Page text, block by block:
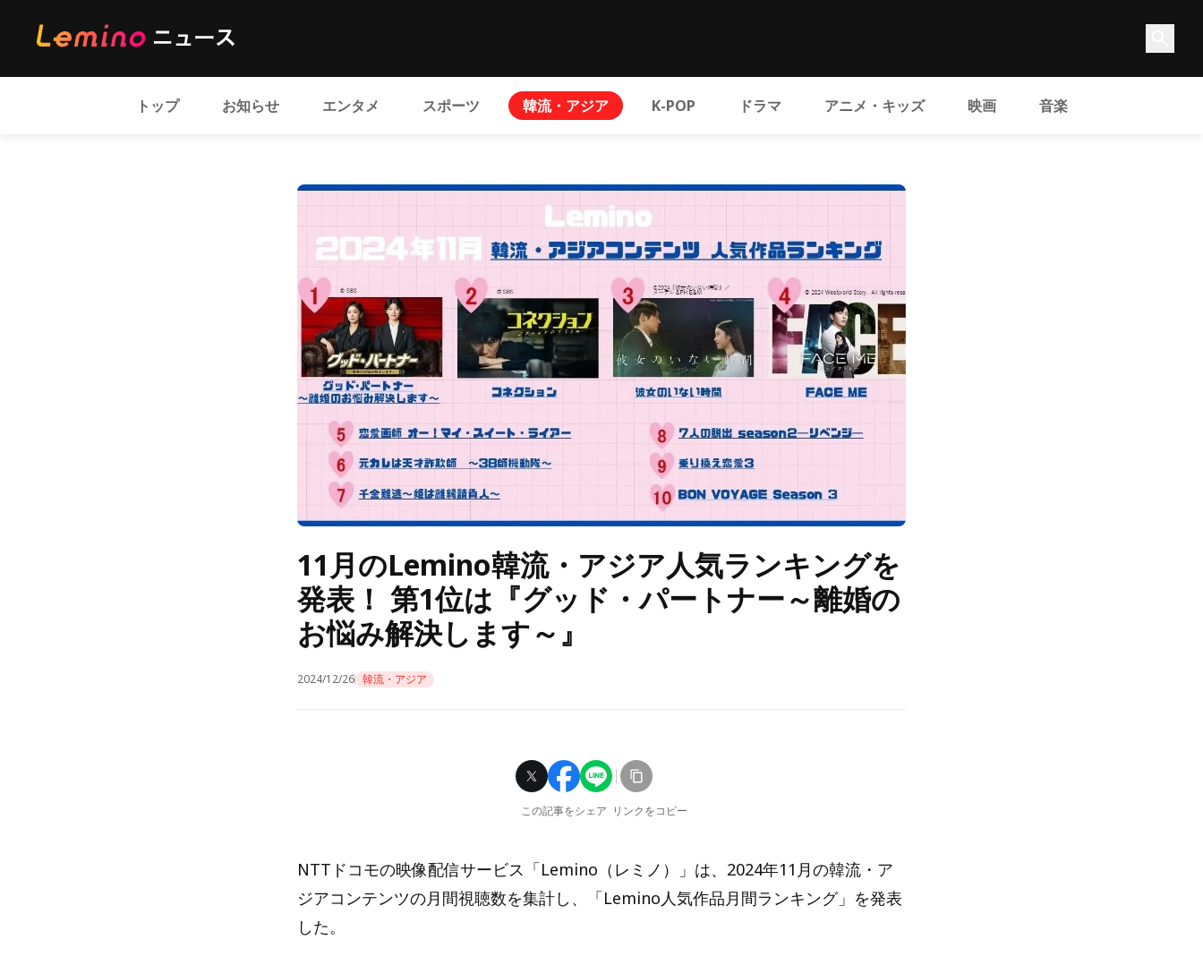
トップ お知らせ エンタメ スポーツ 韓流・アジア K-POP ドラマ アニメ・キッズ 映画 音楽
11月のLemino韓流・アジア人気ランキングを
発表！ 第1位は『グッド・パートナー～離婚の
お悩み解決します～』
2024/12/26 韓流・アジア
この記事をシェア リンクをコピー
NTTドコモの映像配信サービス「Lemino（レミノ）」は、2024年11月の韓流・ア
ジアコンテンツの月間視聴数を集計し、「Lemino人気作品月間ランキング」を発表
した。